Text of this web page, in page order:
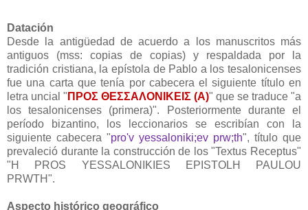
Datación
Desde la antigüedad de acuerdo a los manuscritos más
antiguos (mss: copias de copias) y respaldada por la
tradición cristiana, la epístola de Pablo a los tesalonicenses
fue una carta que tenía por cabecera el siguiente título en
letra uncial " ΠΡΟΣ ΘΕΣΣΑΛΟΝΙΚΕΙΣ (Α)" que se traduce "a
los tesalonicenses (primera)". Posteriormente durante el
período bizantino, los leccionarios se escribían con la
siguiente cabecera "pro'v yessaloniki;ev prw;th", título que
prevaleció durante la construcción de los "Textus Receptus"
"H PROS YESSALONIKIES EPISTOLH PAULOU
PRWTH".
Aspecto histórico geográfico